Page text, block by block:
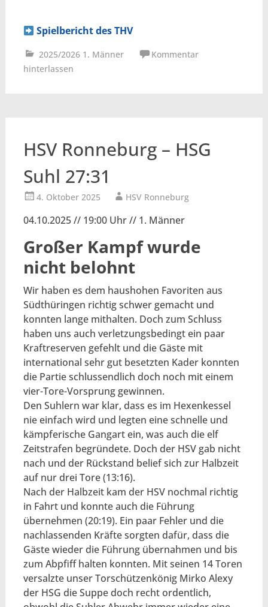
Spielbericht des THV
2025/2026 1. Männer
Kommentar
hinterlassen
HSV Ronneburg – HSG
Suhl 27:31
4. Oktober 2025 HSV Ronneburg
04.10.2025 // 19:00 Uhr // 1. Männer
Großer Kampf wurde
nicht belohnt
Wir haben es dem haushohen Favoriten aus
Südthüringen richtig schwer gemacht und
konnten lange mithalten. Doch zum Schluss
haben uns auch verletzungsbedingt ein paar
Kraftreserven gefehlt und die Gäste mit
international sehr gut besetzten Kader konnten
die Partie schlussendlich doch noch mit einem
vier-Tore-Vorsprung gewinnen.
Den Suhlern war klar, dass es im Hexenkessel
nie einfach wird und legten eine schnelle und
kämpferische Gangart ein, was auch die elf
Zeitstrafen begründete. Doch der HSV gab nicht
nach und der Rückstand belief sich zur Halbzeit
auf nur drei Tore (13:16).
Nach der Halbzeit kam der HSV nochmal richtig
in Fahrt und konnte auch die Führung
übernehmen (20:19). Ein paar Fehler und die
nachlassenden Kräfte sorgten dafür, dass die
Gäste wieder die Führung übernahmen und bis
zum Abpfiff halten konnten. Mit seinen 14 Toren
versalzte unser Torschützenkönig Mirko Alexy
der HSG die Suppe doch recht ordentlich,